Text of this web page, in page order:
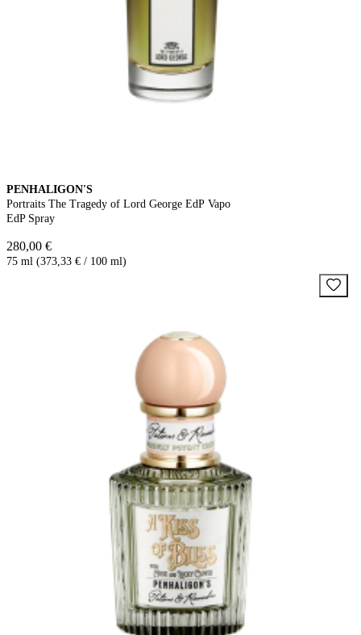
PENHALIGON'S
Portraits The Tragedy of Lord George EdP Vapo
EdP Spray
280,00 €
75 ml (373,33 € / 100 ml)